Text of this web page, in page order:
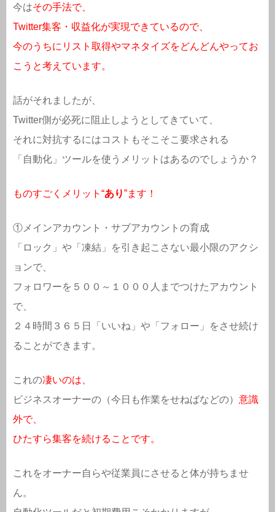
今はその手法で、
Twitter集客・収益化が実現できているので、
今のうちにリスト取得やマネタイズをどんどんやってお
こうと考えています。
話がそれましたが、
Twitter側が必死に阻止しようとしてきていて、
それに対抗するにはコストもそこそこ要求される
「自動化」ツールを使うメリットはあるのでしょうか？
ものすごくメリット“あり”ます！
①メインアカウント・サブアカウントの育成
「ロック」や「凍結」を引き起こさない最小限のアクシ
ョンで、
フォロワーを５００～１０００人までつけたアカウント
で、
２４時間３６５日「いいね」や「フォロー」をさせ続け
ることができます。
これの凄いのは、
ビジネスオーナーの（今日も作業をせねばなどの） 意識
外で、
ひたすら集客を続けることです。
これをオーナー自らや従業員にさせると体が持ちませ
ん。